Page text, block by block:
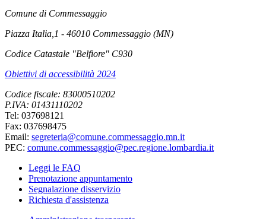
Comune di Commessaggio
Piazza Italia,1 - 46010 Commessaggio (MN)
Codice Catastale "Belfiore" C930
Obiettivi di accessibilità 2024
Codice fiscale: 83000510202
P.IVA: 01431110202
Tel: 037698121
Fax: 037698475
Email: segreteria@comune.commessaggio.mn.it
PEC: comune.commessaggio@pec.regione.lombardia.it
Leggi le FAQ
Prenotazione appuntamento
Segnalazione disservizio
Richiesta d'assistenza